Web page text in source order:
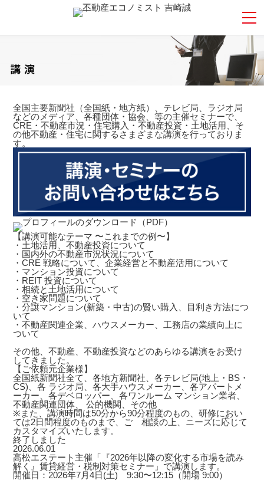
全国主要新聞社（全国紙・地方紙）、テレビ局、ラジオ局
などのメディア、各種団体・協会、等の主催セミナーで、
CRE・不動産市況・住宅購入・不動産投資・土地活用、そ
の他不動産・住宅に関するさまざまな講演を行っておりま
す。
【講演可能なテーマ 〜これまでの例〜】
・土地活用、不動産投資について
・国内外の不動産市況状況について
・CRE 戦略について、企業経営と不動産活用について
・マンション投資について
・REIT 投資について
・相続と土地活用について
・空き家問題について
・分譲マンション(新築・中古)の賢い購入、目利き方法につ
いて
・不動産関連企業、ハウスメーカー、工務店の業績向上に
ついて
その他、不動産、不動産投資などのあらゆる講演をお受け
してきました。
【ご依頼元企業様】
全国紙新聞社全て、各地方新聞社、各テレビ局(地上・BS・
CS)、各 ラジオ局、各大手ハウスメーカー、各アパートメ
ーカー、各デベロッパー、各ワンルーム マンション業者、
不動産関連団体、 公的機関、その他
※また、講演時間は50分から90分程度のもの、研修におい
ては2日間程度のものまで、ご゙相談の上、ニーズに応じて
カスタマイズいたします。
終了しました
2026.06.01
高松エステート主催「『2026年以降の変化する市場を読み
解く』賃貸経営・税制対策セミナー」で講演します。
開催日：2026年7月4日(土) 9:30〜12:15（開場 9:00）